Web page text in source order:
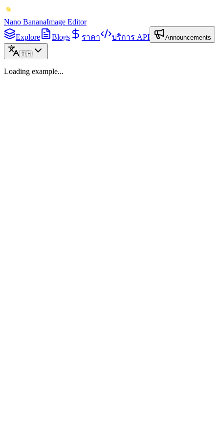
Nano BananaImage Editor
Explore
Blogs ราคา บริการ API Announcements
🇹🇭
Loading example...